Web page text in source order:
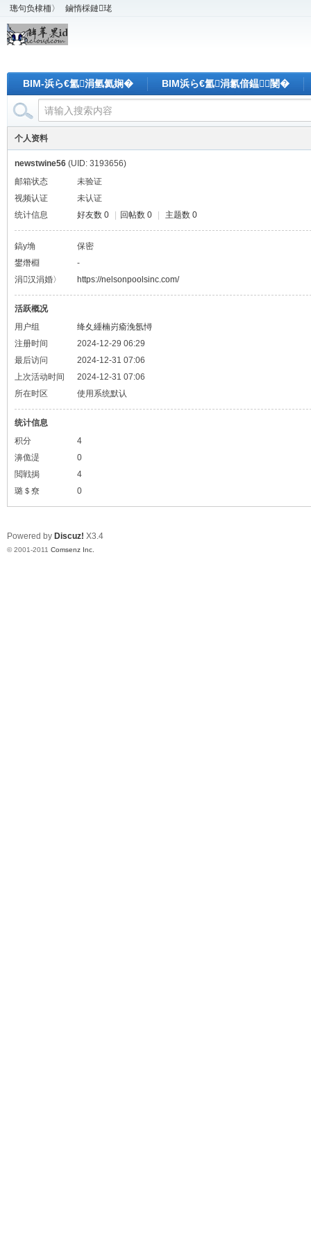
璁句负棣栭〉 鏀惰棌鏈珯
BIM-浜ら€氳涓氫氦娴� BIM浜ら€氳涓氱偣鎾闄�
个人资料
newstwine56 (UID: 3193656)
邮箱状态
未验证
视频认证
未认证
统计信息
好友数 0 回帖数 0 主题数 0
鎬у埆
保密
鐢熸棩
-
涓汉涓婚〉
https://nelsonpoolsinc.com/
活跃概况
用户组
绛夊緟楠岃瘉浼氬憳
注册时间
2024-12-29 06:29
最后访问
2024-12-31 07:06
上次活动时间
2024-12-31 07:06
所在时区
使用系统默认
统计信息
积分
4
濞佹湜
0
閲戦挶
4
璐＄尞
0
Powered by Discuz! X3.4
© 2001-2011 Comsenz Inc.